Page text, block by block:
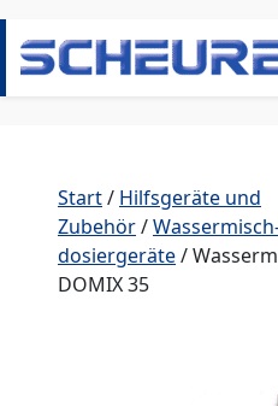
Hauptnavigation
Start/ Hilfsgeräte und
Zubehör/
dosiergeräte/
DOMIX 35